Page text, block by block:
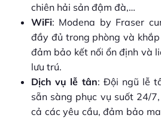
chiên hải sản đậm đà,…
WiFi: Modena by Fraser
đầy đủ trong phòng và
đảm bảo kết nối ổn định và
lưu trú.
Dịch vụ lễ tân: Đội ngũ lễ
sẵn sàng phục vụ suốt 24/
cả các yêu cầu, đảm bảo